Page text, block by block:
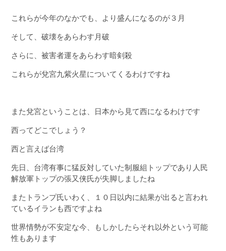
これらが今年のなかでも、より盛んになるのが３月
そして、破壊をあらわす月破
さらに、被害者運をあらわす暗剣殺
これらが兌宮九紫火星についてくるわけですね
また兌宮ということは、日本から見て西になるわけです
西ってどこでしょう？
西と言えば台湾
先日、台湾有事に猛反対していた制服組トップであり人民
解放軍トップの張又侠氏が失脚しましたね
またトランプ氏いわく、１０日以内に結果が出ると言われ
ているイランも西ですよね
世界情勢が不安定な今、もしかしたらそれ以外という可能
性もあります